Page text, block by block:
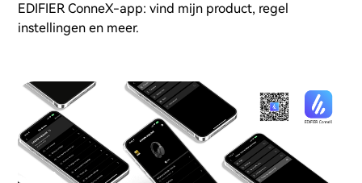
EDIFIER ConneX-app: vind mijn product, regel
instellingen en meer.